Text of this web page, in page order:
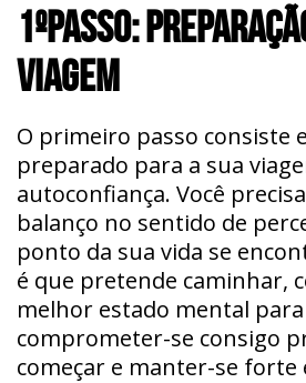
1ºPASSO:
VIAGEM
O primeiro passo consiste
preparado para a sua
autoconfiança. Você
balanço no sentido de
ponto da sua vida se
é que pretende caminhar,
melhor estado mental para
comprometer-se consigo
começar e manter-se forte